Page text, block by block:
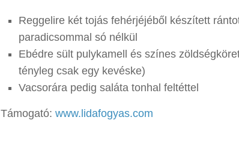
Reggelire két tojás fehérjéjéből készített
paradicsommal só nélkül
Ebédre sült pulykamell és színes
tényleg csak egy kevéske)
Vacsorára pedig saláta tonhal feltéttel
Támogató: www.lidafogyas.com